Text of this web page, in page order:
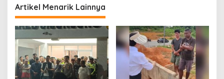
Kemas Lebih Cepat ke
Daratan
Artikel Menarik Lainnya